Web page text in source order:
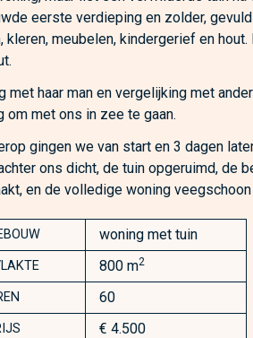
eerste verdieping en zolder,
kleren, meubelen, kindergerief en hout.
met haar man en vergelijking met
om met ons in zee te gaan.
gingen we van start en 3 dagen
ons dicht, de tuin opgeruimd, de
en de volledige woning
woning met tuin
800 m2
60
€ 4.500